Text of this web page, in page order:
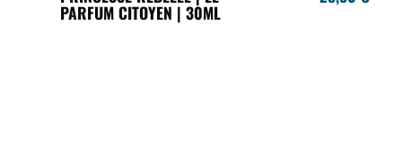
PARFUM CITOYEN | 30ML